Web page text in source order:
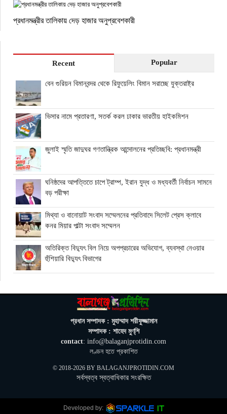
প্রধানমন্ত্রীর তালিকায় দেড় হাজার অনুপ্রবেশকারী
Recent Popular
বেন গুরিয়ন বিমানবন্দর থেকে রিফুয়েলিং বিমান সরাচ্ছে যুক্তরাষ্ট্র
ভিসার নামে প্রতারণা, সতর্ক করল ঢাকার ভারতীয় হাইকমিশন
জুলাই স্মৃতি জাদুঘর গণতান্ত্রিক আন্দোলনের প্রতিচ্ছবি: প্রধানমন্ত্রী
ঘনিষ্ঠদের আপত্তিতে চাপে ট্রাম্প, ইরান যুদ্ধ ও মধ্যবর্তী নির্বাচন সামনে
বড় পরীক্ষা
মিথ্যা ও বানোয়াট সংবাদ সম্মেলনের প্রতিবাদে সিলেট প্রেস ক্লাবে
কনর মিয়ার পাল্টা সংবাদ সম্মেলন
অতিরিক্ত বিদ্যুৎ বিল নিয়ে অপপ্রচারের অভিযোগ, ব্যবস্থা নেওয়ার
হুঁশিয়ারি বিদ্যুৎ বিভাগের
বালাগঞ্জে শিশু-কিশোরদের মসজিদমুখী করতে ব্যতিক্রমী উদ্যোগ, ৩৩
এনআইডি সংশোধন সহজ করতে চার সদস্যের কমিটি গঠন ইসির
প্রধান সম্পাদক : মুহাম্মাদ শরীফুজ্জামান
সম্পাদক : শাহেদ মুণ্‌শি
contact: info@balaganjprotidin.com
লণ্ডন হতে প্রকাশিত
© 2018-2026 BY BALAGANJPROTIDIN.COM
সর্বস্বত্ব স্বত্বাধিকার সংরক্ষিত
Developed by: